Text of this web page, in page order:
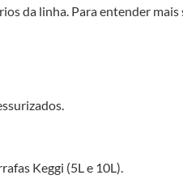
da linha. Para entender
Keggi (5L e 10L).